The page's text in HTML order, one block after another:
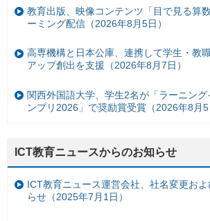
教育出版、映像コンテンツ「目で見る算
ーミング配信（2026年8月5日）
高専機構と日本公庫、連携して学生・教
アップ創出を支援（2026年8月7日）
関西外国語大学、学生2名が「ラーニン
ンプリ2026」で奨励賞受賞（2026年8月5
ICT教育ニュースからのお知らせ
ICT教育ニュース運営会社、社名変更お
らせ（2025年7月1日）